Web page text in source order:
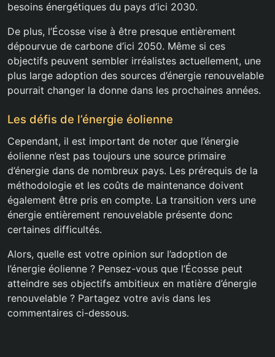
besoins énergétiques du pays d’ici 2030.
De plus, l’Écosse vise à être presque entièrement
dépourvue de carbone d’ici 2050. Même si ces
objectifs peuvent sembler irréalistes actuellement, une
plus large adoption des sources d’énergie renouvelable
pourrait changer la donne dans les prochaines années.
Les défis de l’énergie éolienne
Cependant, il est important de noter que l’énergie
éolienne n’est pas toujours une source primaire
d’énergie dans de nombreux pays. Les prérequis de la
méthodologie et les coûts de maintenance doivent
également être pris en compte. La transition vers une
énergie entièrement renouvelable présente donc
certaines difficultés.
Alors, quelle est votre opinion sur l’adoption de
l’énergie éolienne ? Pensez-vous que l’Écosse peut
atteindre ses objectifs ambitieux en matière d’énergie
renouvelable ? Partagez votre avis dans les
commentaires ci-dessous.